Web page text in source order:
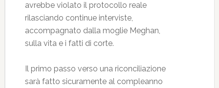
avrebbe violato il protocollo reale
rilasciando continue interviste,
accompagnato dalla moglie Meghan,
sulla vita e i fatti di corte.
Il primo passo verso una riconciliazione
sarà fatto sicuramente al compleanno